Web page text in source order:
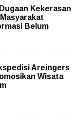
Kekerasan
Belum
Areingers
Wisata